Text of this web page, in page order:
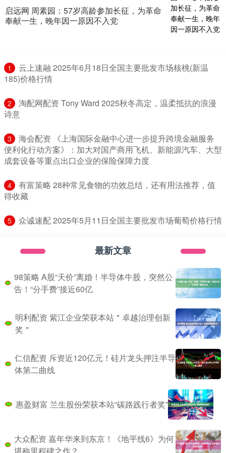
启远网 周素园：57岁高龄参加长征，为革命
奉献一生，晚年因一原因不入党
1
​云上速融 2025年6月18日全国主要批发市场核桃(新温
185)价格行情
2
​淘配网配资 Tony Ward 2025秋冬高定，温柔抵抗的浪漫
诗意
3
​海会配资 《上海国际金融中心进一步提升跨境金融服务
便利化行动方案》：加大对国产商用飞机、新能源汽车、大型
成套设备等重点出口企业的保险保障力度
4
​有富策略 28种常见食物的功效总结，还有用法推荐，值
得收藏
5 ​众诚速配 2025年5月11日全国主要批发市场葡萄价格行情
最新文章
98策略 A股“天价”离婚！半导体牛股，突然公
告！“分手费”接近60亿
明利配资 紫江企业荣获本站＂卓越治理创新
奖＂
仁信配资 斥资近120亿元！硅片龙头押注半导
体第二曲线
惠盈财富 兰生股份荣获本站“碳路践行者奖”
大众配资 嘉年华来到东京！《地平线6》为何